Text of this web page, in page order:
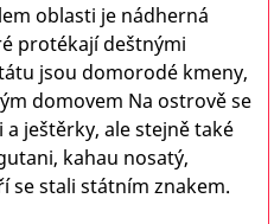
oblasti je nádherná
protékají deštnými
jsou domorodé kmeny,
domovem Na ostrově se
ještěrky, ale stejně také
kahau nosatý,
se stali státním znakem.